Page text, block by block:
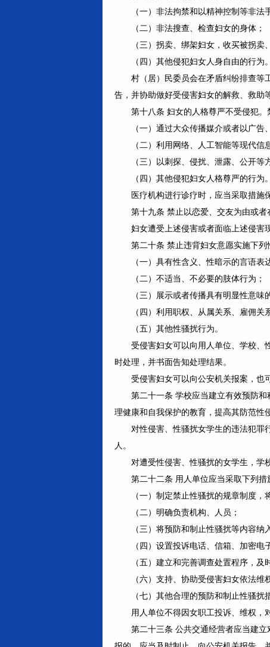
（一）非法拘禁和以精神控制等非法
（二）非法搜查、检查妇女的身体；
（三）拐卖、绑架妇女，收买被拐
（四）其他侵犯妇女人身自由的行为。
村（居）民委员会在矛盾纠纷排查等
告，并协助做好受侵害妇女的解救、救助
第十八条 妇女的人格尊严不受侵犯。
（一）通过大众传播媒介或者以广
（二）利用网络、人工智能等现代
（三）以刺探、侵扰、泄露、公开等
（四）其他侵犯妇女人格尊严的行为。
医疗机构进行诊疗时，应当采取措施
第十九条 禁止以恋爱、交友为由或
妇女遭受上述侵害或者面临上述侵害
第二十条 禁止违背妇女意愿实施下列
（一）具有性含义、性暗示的言语表
（二）不适当、不必要的肢体行为；
（三）展示或者传播具有明显性意味
（四）利用职权、从属关系、雇佣
（五）其他性骚扰行为。
受侵害妇女可以向用人单位、学校、
时处理，并书面告知处理结果。
受侵害妇女可以向公安机关报案，也
第二十一条 学校应当建立有效预防
理健康和自我保护的教育，提高其防范性
对性侵害、性骚扰女学生的违法犯罪
人。
对遭受性侵害、性骚扰的女学生，学
第二十二条 用人单位应当采取下列措
（一）制定禁止性骚扰的规章制度，
（二）明确负责机构、人员；
（三）将预防和制止性骚扰等内容
（四）设置投诉电话、信箱、加密电
（五）建立和完善调查处置程序，及
（六）支持、协助受侵害妇女依法维
（七）其他合理的预防和制止性骚扰
用人单位不得因女职工投诉、维权，
第二十三条 公共交通经营者应当建